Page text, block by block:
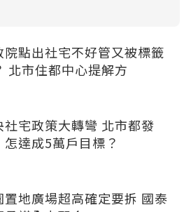
院點出社宅不好管又被標籤
北市住都中心提解方
社宅政策大轉彎 北市都發
怎達成5萬戶目標？
置地廣場超高確定要拆 國泰